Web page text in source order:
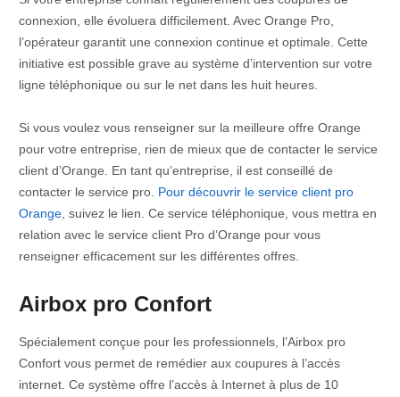
connexion, elle évoluera difficilement. Avec Orange Pro,
l’opérateur garantit une connexion continue et optimale. Cette
initiative est possible grave au système d’intervention sur votre
ligne téléphonique ou sur le net dans les huit heures.
Si vous voulez vous renseigner sur la meilleure offre Orange
pour votre entreprise, rien de mieux que de contacter le service
client d’Orange. En tant qu’entreprise, il est conseillé de
contacter le service pro. Pour découvrir le service client pro
Orange, suivez le lien. Ce service téléphonique, vous mettra en
relation avec le service client Pro d’Orange pour vous
renseigner efficacement sur les différentes offres.
Airbox pro Confort
Spécialement conçue pour les professionnels, l’Airbox pro
Confort vous permet de remédier aux coupures à l’accès
internet. Ce système offre l’accès à Internet à plus de 10